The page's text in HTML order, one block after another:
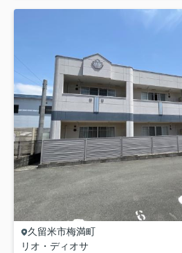
久留米市梅満町
リオ・ディオサ